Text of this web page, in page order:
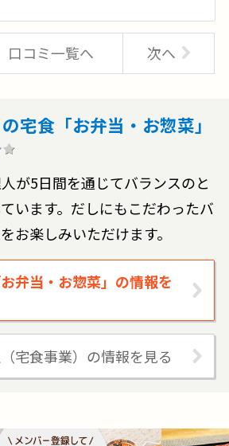
口コミ一覧へ 次へ
宅食「お弁当・お惣菜」
が5日間を通じてバランスのと
います。だしにもこだわったバ
お楽しみいただけます。
弁当・お惣菜」の情報を
宅食事業）の情報を見る